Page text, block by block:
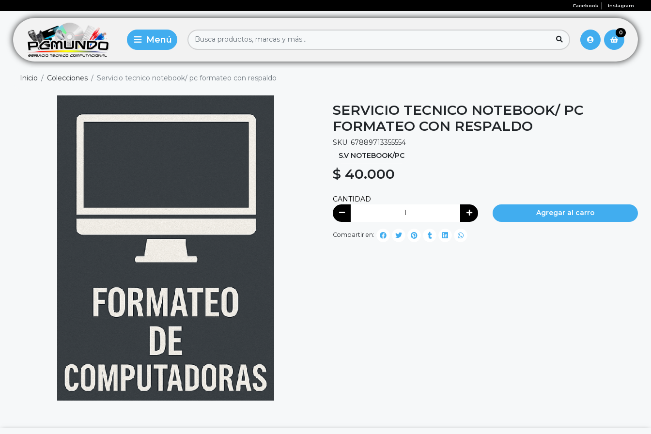
Facebook Instagram
0
Inicio Colecciones Servicio tecnico notebook/ pc formateo con respaldo
SERVICIO TECNICO NOTEBOOK/ PC
FORMATEO CON RESPALDO
SKU: 67889713355554
S.V NOTEBOOK/PC
$ 40.000
CANTIDAD
Agregar al carro
Compartir en: